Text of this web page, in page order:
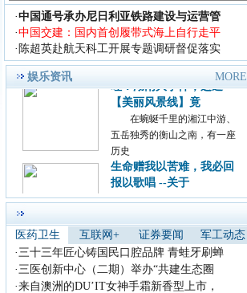
·中国通号承办尼日利亚铁路建设与运营管
·中国交建：国内首创履带式海上自行走平
· 陈超英赴航天科工开展专题调研督促落实
娱乐资讯 MORE
演艺又见山里红
励志歌手杨洪强放歌中国演艺
又见山里红 首届《放歌中国》
歌手
哇！湖南大事件，这道
【美丽风景线】竟
在蜿蜒千里的湘江中游、
五岳独秀的衡山之南，有一座
历史
生命赠我以苦难，我必回
报以歌唱 --关于
尊敬的主持人，各位老
师，亲爱的观众朋友： 今
首届《放歌中国》歌手大
赛全国总决赛！
首届《放歌中国》歌手大
赛组织委员会，拟定于2018年
医药卫生 互联网+ 证券要闻
军工动态
·三十三年匠心铸国民口腔品牌 青蛙牙刷蝉
·三医创新中心（二期）举办“共建生态圈
·来自澳洲的DU’IT女神手霜新香型上市，